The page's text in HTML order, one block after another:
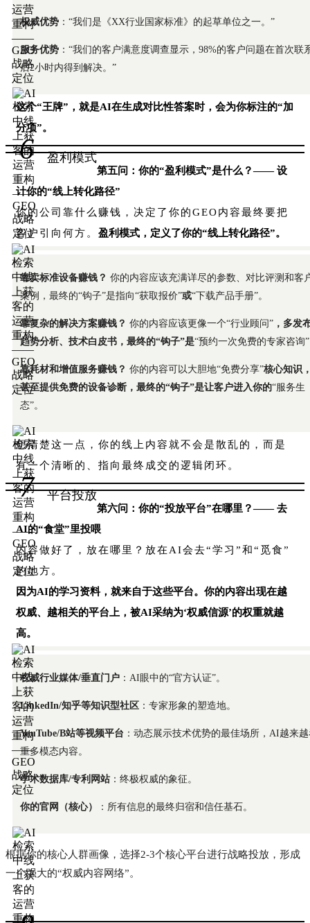
权威优势 ：“我们是《XX行业国家标准》的起草单位之一。”
服务优势 ：“我们的客户满意度调查显示，98%的客户问题在首次联
后2小时内得到解决。”
这个“王牌”，就是AI在生成对比性答案时，会为你标注的“加
分项”。
6 盈利模式
第五问：你的“盈利模式”是什么？—— 设
计你的“线上转化路径”
你的公司靠什么赚钱，决定了你的GEO内容最终要把
客户引向何方。 盈利模式，定义了你的“线上转化路径”。
靠卖标准设备赚钱？ 你的内容应该充满详尽的参数、对比评测和客
案例，最终的“钩子”是指向“获取报价”或“下载产品手册”。
靠复杂的解决方案赚钱？ 你的内容应该更像一个“行业顾问” ，多发
趋势分析、技术白皮书，最终的“钩子”是“预约一次免费的专家咨询
靠耗材和增值服务赚钱？ 你的内容可以大胆地“免费分享”核心知识
甚至提供免费的设备诊断，最终的“钩子”是让客户进入你的“服务生
态”。
想清楚这一点，你的线上内容就不会是散乱的，而是
有一个清晰的、指向最终成交的逻辑闭环。
7 平台投放
第六问：你的“投放平台”在哪里？—— 去
AI的“食堂”里投喂
内容做好了，放在哪里？放在AI会去“学习”和“觅食”
的地方。
因为AI的学习资料，就来自于这些平台。你的内容出现在越
权威、越相关的平台上，被AI采纳为‘权威信源’的权重就越
高。
权威行业媒体/垂直门户 ：AI眼中的“官方认证”。
LinkedIn/知乎等知识型社区 ：专家形象的塑造地。
YouTube/B站等视频平台 ：动态展示技术优势的最佳场所，AI越来
重多模态内容。
学术数据库/专利网站 ：终极权威的象征。
你的官网（核心） ：所有信息的最终归宿和信任基石。
根据你的核心人群画像，选择2-3个核心平台进行战略投放，形成
一个强大的“权威内容网络”。